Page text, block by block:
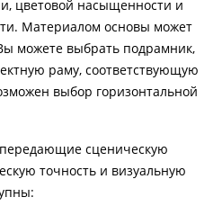
цветовой насыщенности и
Материалом основы может
можете выбрать подрамник,
раму, соответствующую
выбор горизонтальной
сценическую
точность и визуальную